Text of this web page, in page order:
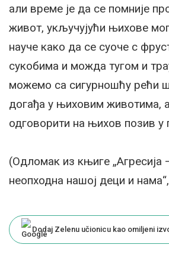
али време је да се помније
живот, укључујући њихове
науче како да се суоче с
сукобима и можда тугом и
можемо са сигурношћу рећи
догађа у њиховим животима,
одговорити на њихов позив у
(Одломак из књиге „Агресија
неопходна нашој деци и
Dodaj Zelenu učionicu kao omiljeni